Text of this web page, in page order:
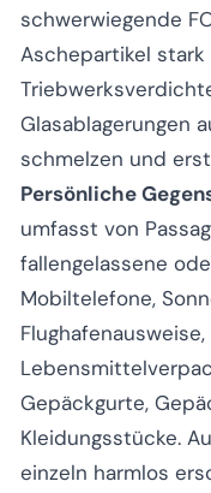
schwerwiegende
Aschepartikel stark
Glasablagerungen
schmelzen und
Persönliche
umfasst von
fallengelassene
Mobiltelefone,
Gepäckgurte,
Kleidungsstücke.
einzeln harmlos